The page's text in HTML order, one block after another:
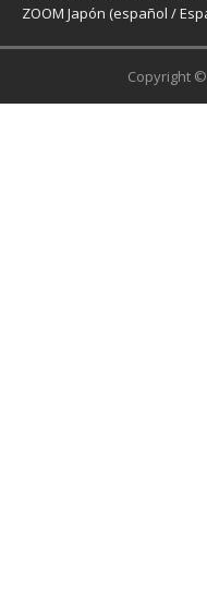
ZOOM Japón (español /
Copyright